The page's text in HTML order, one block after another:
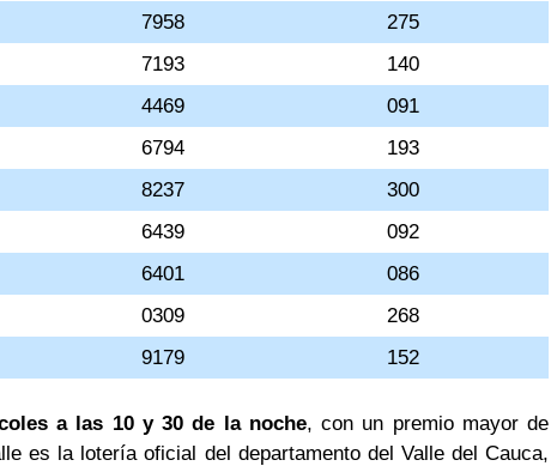
7958
275
7193
140
4469
091
6794
193
8237
300
6439
092
6401
086
0309
268
9179 152
a las 10 y 30 de la noche, con un premio mayor de
es la lotería oficial del departamento del Valle del Cauca,